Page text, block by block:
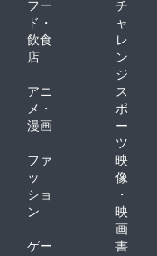
フー
ド・
飲食
店
チ
ャ
レ
ン
ジ
アニ
メ・
漫画
ス
ポ
ー
ツ
ファ
ッ
ショ
ン
映
像
・
映
画
ゲー
書